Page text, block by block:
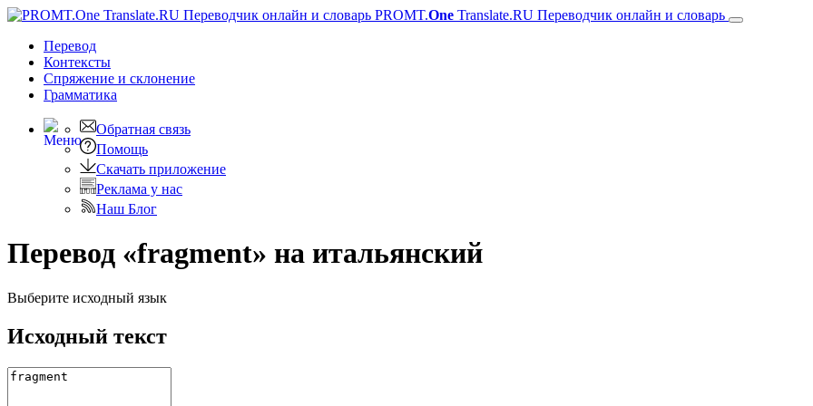
PROMT.One Translate.RU Переводчик онлайн и словарь
Перевод
Контексты
Спряжение и склонение
Грамматика
Обратная связь
Помощь
Скачать приложение
Реклама у нас
Наш Блог
Перевод «fragment» на итальянский
Выберите исходный язык
Исходный текст